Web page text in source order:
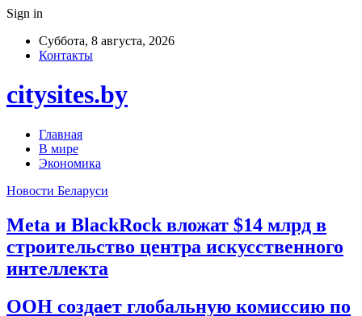
Sign in
Суббота, 8 августа, 2026
Контакты
citysites.by
Главная
В мире
Экономика
Новости Беларуси
Meta и BlackRock вложат $14 млрд в
строительство центра искусственного
интеллекта
ООН создает глобальную комиссию по